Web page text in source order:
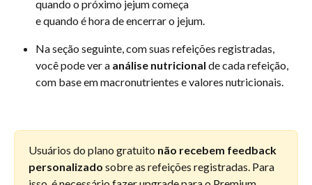
quando o próximo jejum começa
e quando é hora de encerrar o jejum.
Na seção seguinte, com suas refeições registradas,
você pode ver a análise nutricional de cada refeição,
com base em macronutrientes e valores nutricionais.
Usuários do plano gratuito não recebem feedback
personalizado sobre as refeições registradas. Para